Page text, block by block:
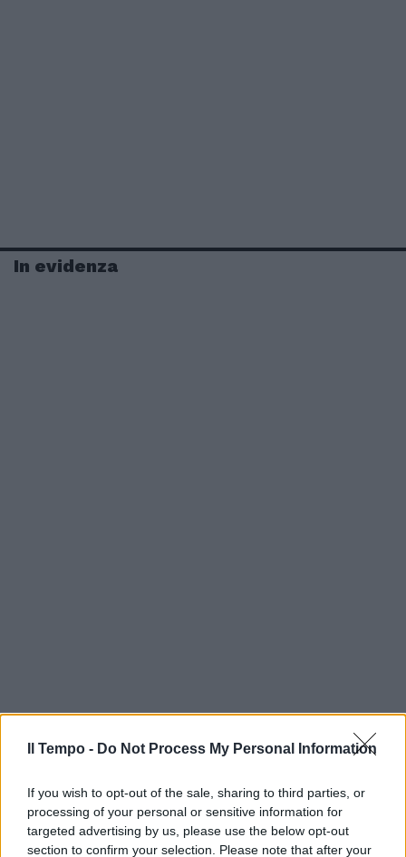
Il Tempo - Do Not Process My Personal Information
If you wish to opt-out of the sale, sharing to third parties, or
processing of your personal or sensitive information for
targeted advertising by us, please use the below opt-out
section to confirm your selection. Please note that after your
In evidenza